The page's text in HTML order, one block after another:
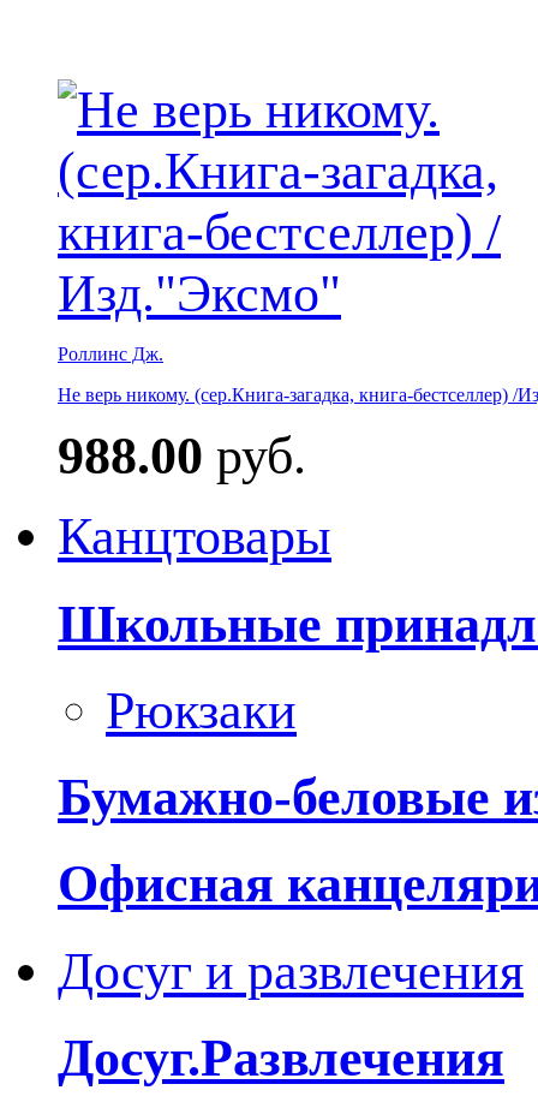
Роллинс Дж.
Не верь никому. (сер.Книга-загадка, книга-бестселлер) /
988.00 руб.
Канцтовары
Школьные
Рюкзаки
Бумажно-беловые
Офисная
Досуг и развлечения
Досуг.Развлечения